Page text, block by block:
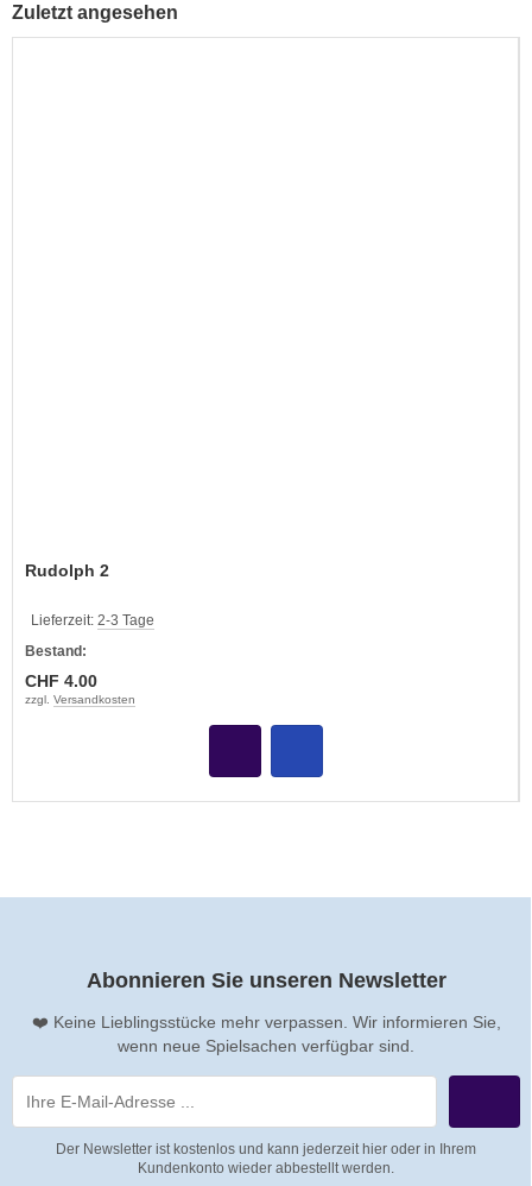
Zuletzt angesehen
Rudolph 2
Lieferzeit: 2-3 Tage
Bestand:
CHF 4.00
zzgl. Versandkosten
Abonnieren Sie unseren Newsletter
❤️ Keine Lieblingsstücke mehr verpassen. Wir informieren Sie,
wenn neue Spielsachen verfügbar sind.
Der Newsletter ist kostenlos und kann jederzeit hier oder in Ihrem
Kundenkonto wieder abbestellt werden.